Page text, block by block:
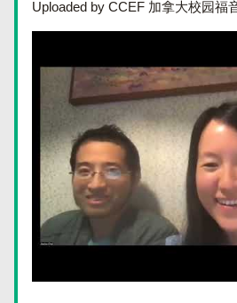
Uploaded by CCEF 加拿大校园福